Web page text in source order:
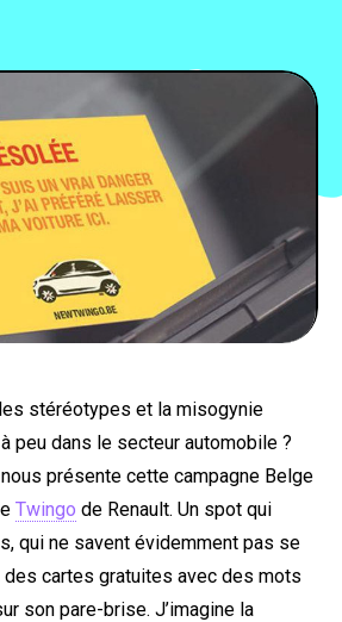
FOOD
BONS PLANS
SOUTENEZ KULTT
stéréotypes et la misogynie
peu dans le secteur automobile ?
nous présente cette campagne Belge
Twingo de Renault. Un spot qui
qui ne savent évidemment pas se
cartes gratuites avec des mots
son pare-brise. J’imagine la